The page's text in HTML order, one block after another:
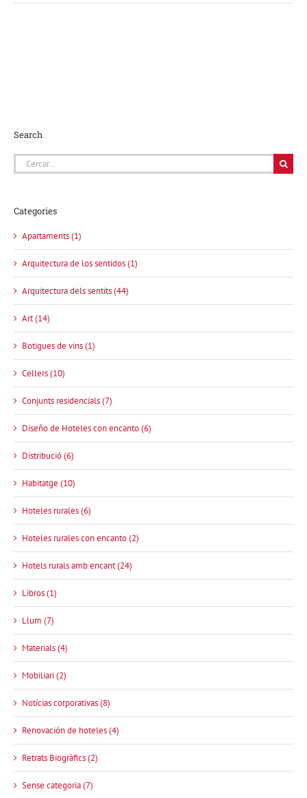
Search
Cerca
…
Categories
Apartaments (1)
Arquitectura de los sentidos (1)
Arquitectura dels sentits (44)
Art (14)
Botigues de vins (1)
Cellers (10)
Conjunts residencials (7)
Diseño de Hoteles con encanto (6)
Distribució (6)
Habitatge (10)
Hoteles rurales (6)
Hoteles rurales con encanto (2)
Hotels rurals amb encant (24)
Libros (1)
Llum (7)
Materials (4)
Mobiliari (2)
Notícias corporativas (8)
Renovación de hoteles (4)
Retrats Biogràfics (2)
Sense categoria (7)